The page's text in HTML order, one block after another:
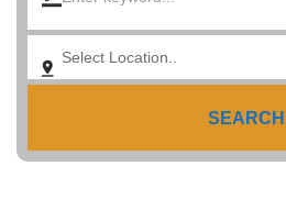
SEARCH